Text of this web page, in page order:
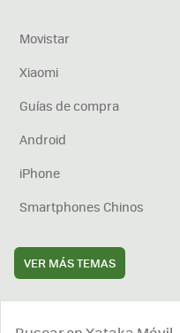
Movistar
Xiaomi
Guías de compra
Android
iPhone
Smartphones Chinos
VER MÁS TEMAS